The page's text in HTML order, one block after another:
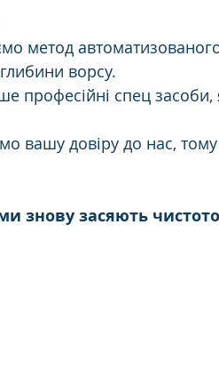
метод
ворсу.
професійні спец засоби,
вашу довіру до нас,
знову засяють